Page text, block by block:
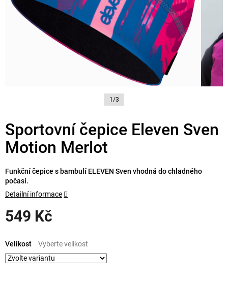
1/3
Sportovní čepice Eleven Sven
Motion Merlot
549 Kč
cena:
Velikost
Funkční čepice s bambulí ELEVEN Sven vhodná do chladného
počasí.
Detailní informace